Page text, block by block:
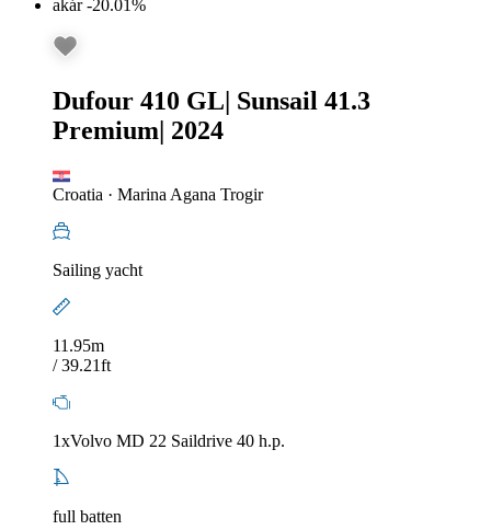
akár -20.01%
Dufour 410 GL| Sunsail 41.3
Premium| 2024
Croatia · Marina Agana Trogir
Sailing yacht
11.95m
/ 39.21ft
1xVolvo MD 22 Saildrive 40 h.p.
full batten